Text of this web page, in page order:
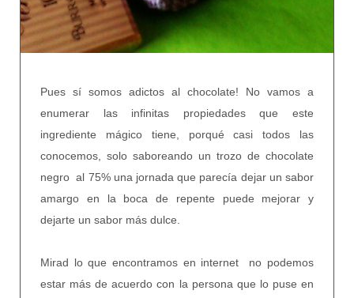
Pues sí somos adictos al chocolate! No vamos a
enumerar las infinitas propiedades que este
ingrediente mágico tiene, porqué casi todos las
conocemos, solo saboreando un trozo de chocolate
negro al 75% una jornada que parecía dejar un sabor
amargo en la boca de repente puede mejorar y
dejarte un sabor más dulce.
Mirad lo que encontramos en internet no podemos
estar más de acuerdo con la persona que lo puse en